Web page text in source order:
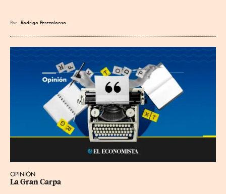
Por Rodrigo Perezalonso
OPINIÓN
La Gran Carpa